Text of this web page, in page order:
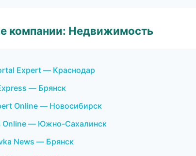
компании: Недвижимость
Expert — Краснодар
— Брянск
Online — Новосибирск
Online — Южно-Сахалинск
News — Брянск